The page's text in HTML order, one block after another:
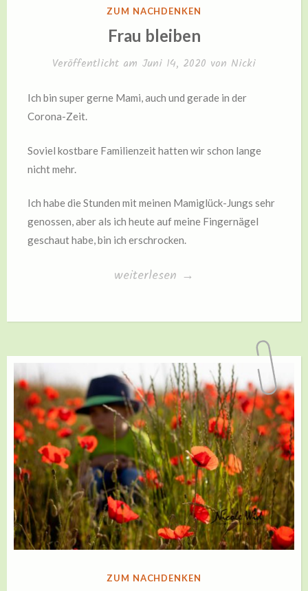
VERÖFFENTLICHT
ZUM NACHDENKEN
Frau bleiben
Veröffentlicht am Juni 14, 2020 von Nicki
Ich bin super gerne Mami, auch und gerade in der
Corona-Zeit.
Soviel kostbare Familienzeit hatten wir schon lange
nicht mehr.
Ich habe die Stunden mit meinen Mamiglück-Jungs sehr
genossen, aber als ich heute auf meine Fingernägel
geschaut habe, bin ich erschrocken.
„Frau
weiterlesen →
VERÖFFENTLICHT
ZUM NACHDENKEN